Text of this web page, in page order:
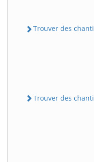
Trouver des
Trouver des